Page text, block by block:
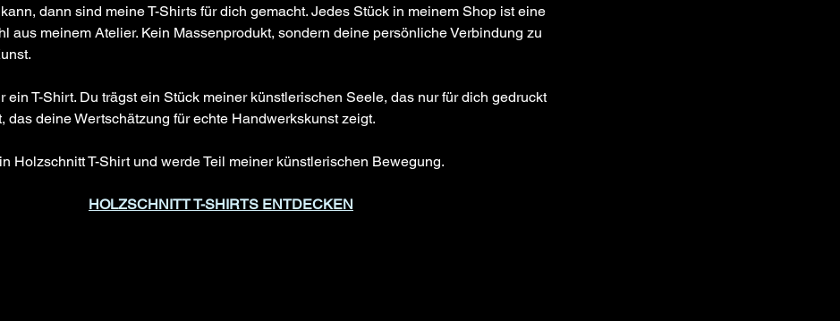
dann sind meine T-Shirts für dich gemacht. Jedes Stück in meinem Shop ist eine
aus meinem Atelier. Kein Massenprodukt, sondern deine persönliche Verbindung zu
ein T-Shirt. Du trägst ein Stück meiner künstlerischen Seele, das nur für dich gedruckt
das deine Wertschätzung für echte Handwerkskunst zeigt.
Holzschnitt T-Shirt und werde Teil meiner künstlerischen Bewegung.
HOLZSCHNITT T-SHIRTS ENTDECKEN